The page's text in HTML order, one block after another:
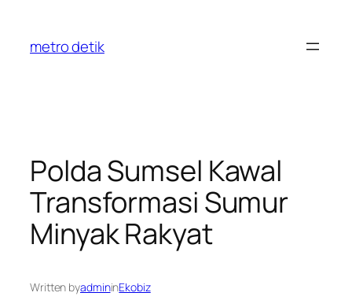
content
metro detik
Polda Sumsel Kawal
Transformasi Sumur
Minyak Rakyat
Written byadmininEkobiz